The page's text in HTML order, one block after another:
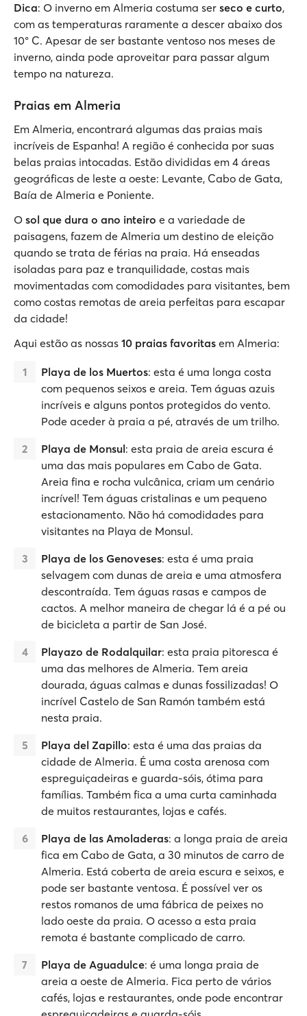
Dica: O inverno em Almeria costuma ser seco e curto,
com as temperaturas raramente a descer abaixo dos
10° C. Apesar de ser bastante ventoso nos meses de
inverno, ainda pode aproveitar para passar algum
tempo na natureza.
Praias em Almeria
Em Almeria, encontrará algumas das praias mais
incríveis de Espanha! A região é conhecida por suas
belas praias intocadas. Estão divididas em 4 áreas
geográficas de leste a oeste: Levante, Cabo de Gata,
Baía de Almeria e Poniente.
O sol que dura o ano inteiro e a variedade de
paisagens, fazem de Almeria um destino de eleição
quando se trata de férias na praia. Há enseadas
isoladas para paz e tranquilidade, costas mais
movimentadas com comodidades para visitantes, bem
como costas remotas de areia perfeitas para escapar
da cidade!
Aqui estão as nossas 10 praias favoritas em Almeria:
Playa de los Muertos: esta é uma longa costa
com pequenos seixos e areia. Tem águas azuis
incríveis e alguns pontos protegidos do vento.
Pode aceder à praia a pé, através de um trilho.
Playa de Monsul: esta praia de areia escura é
uma das mais populares em Cabo de Gata.
Areia fina e rocha vulcânica, criam um cenário
incrível! Tem águas cristalinas e um pequeno
estacionamento. Não há comodidades para
visitantes na Playa de Monsul.
Playa de los Genoveses: esta é uma praia
selvagem com dunas de areia e uma atmosfera
descontraída. Tem águas rasas e campos de
cactos. A melhor maneira de chegar lá é a pé ou
de bicicleta a partir de San José.
Playazo de Rodalquilar: esta praia pitoresca é
uma das melhores de Almeria. Tem areia
dourada, águas calmas e dunas fossilizadas! O
incrível Castelo de San Ramón também está
nesta praia.
Playa del Zapillo: esta é uma das praias da
cidade de Almeria. É uma costa arenosa com
espreguiçadeiras e guarda-sóis, ótima para
famílias. Também fica a uma curta caminhada
de muitos restaurantes, lojas e cafés.
Playa de las Amoladeras: a longa praia de areia
fica em Cabo de Gata, a 30 minutos de carro de
Almeria. Está coberta de areia escura e seixos, e
pode ser bastante ventosa. É possível ver os
restos romanos de uma fábrica de peixes no
lado oeste da praia. O acesso a esta praia
remota é bastante complicado de carro.
Playa de Aguadulce: é uma longa praia de
areia a oeste de Almeria. Fica perto de vários
cafés, lojas e restaurantes, onde pode encontrar